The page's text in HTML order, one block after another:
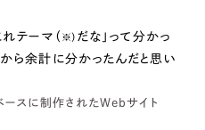
れテーマ（ ※） だな」って分かっ
から余計に分かったんだと思い
ースに制作されたWebサイト